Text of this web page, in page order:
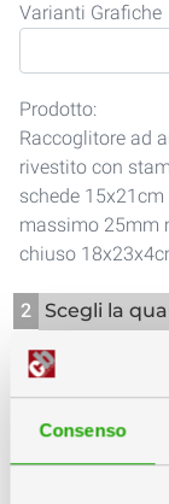
Consenso
Varianti Grafiche
Prodotto:
Raccoglitore ad
rivestito con
schede
massimo 25mm
chiuso
2 Scegli la